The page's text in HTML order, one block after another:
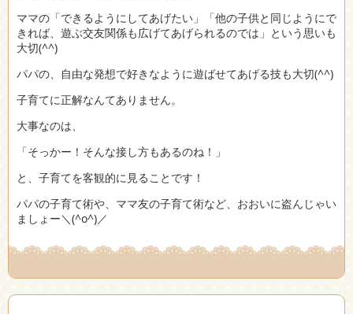
ママの「できるようにしてあげたい」「他の子供と同じようにで
きれば、遊ぶ交友関係も広げてあげられるのでは」という思いも
大切(^^)
パパの、自由な発想で好きなように遊ばせてあげる技も大切(^^)
子育てに正解なんてありません。
大事なのは、
「そっかー！そんな接し方もあるのね！」
と、子育てを客観的に見ることです！
パパの子育て術や、ママ友の子育て術など、おおいに盗んじゃい
ましょー＼(^o^)／